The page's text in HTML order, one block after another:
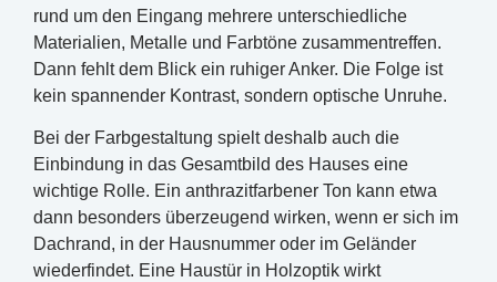
rund um den Eingang mehrere unterschiedliche
Materialien, Metalle und Farbtöne zusammentreffen.
Dann fehlt dem Blick ein ruhiger Anker. Die Folge ist
kein spannender Kontrast, sondern optische Unruhe.
Bei der Farbgestaltung spielt deshalb auch die
Einbindung in das Gesamtbild des Hauses eine
wichtige Rolle. Ein anthrazitfarbener Ton kann etwa
dann besonders überzeugend wirken, wenn er sich im
Dachrand, in der Hausnummer oder im Geländer
wiederfindet. Eine Haustür in Holzoptik wirkt